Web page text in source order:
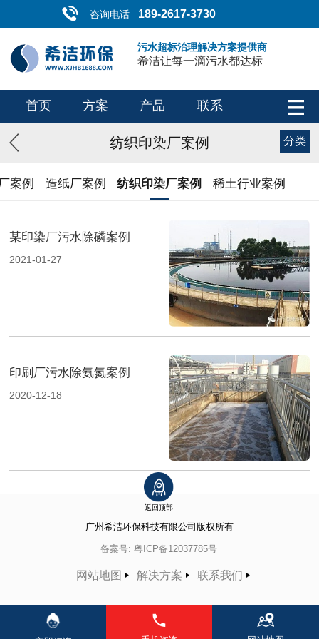
咨询电话 189-2617-3730
污水超标治理解决方案提供商
希洁让每一滴污水都达标
首页 方案 产品 联系
纺织印染厂案例 分类
案例 造纸厂案例 纺织印染厂案例 稀土行业案例
某印染厂污水除磷案例
2021-01-27
印刷厂污水除氨氮案例
2020-12-18
返回顶部
广州希洁环保科技有限公司 版权所有
备案号: 粤ICP备12037785号
网站地图 解决方案 联系我们